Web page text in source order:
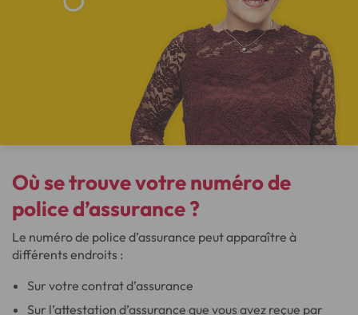
Où se trouve votre numéro de
police d’assurance ?
Le numéro de police d’assurance peut apparaître à
différents endroits :
Sur votre contrat d’assurance
Sur l’attestation d’assurance que vous avez reçue par